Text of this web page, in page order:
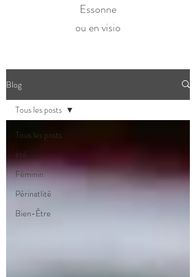
Essonne
ou en visio
Blog
Tous les posts
été
Féminin
Périnatlité
Bien-Être
Tous les posts